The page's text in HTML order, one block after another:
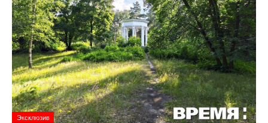
Эксклюзив